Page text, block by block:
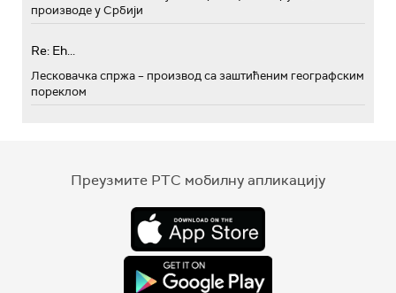
производе у Србији
Re: Eh...
Лесковачка спржа – производ са заштићеним географским
пореклом
Преузмите РТС мобилну апликацију